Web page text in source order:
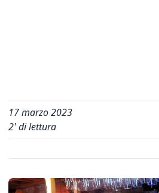
17 marzo 2023
2' di lettura